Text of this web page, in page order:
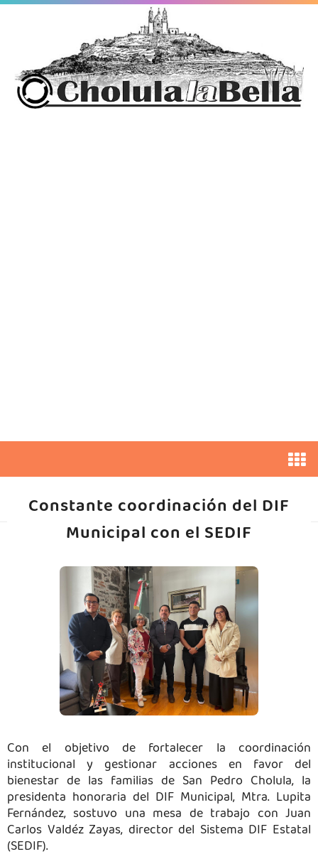
Constante coordinación del DIF
Municipal con el SEDIF
Con el objetivo de fortalecer la coordinación
institucional y gestionar acciones en favor del
bienestar de las familias de San Pedro Cholula, la
presidenta honoraria del DIF Municipal, Mtra. Lupita
Fernández, sostuvo una mesa de trabajo con Juan
Carlos Valdéz Zayas, director del Sistema DIF Estatal
(SEDIF).